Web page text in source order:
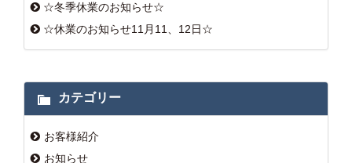
☆冬季休業のお知らせ☆
☆休業のお知らせ11月11、12日☆
カテゴリー
お客様紹介
お知らせ